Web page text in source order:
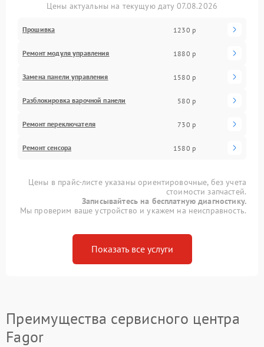
Цены актуальны на текущую дату 07.08.2026
Прошивка 1230 р
Ремонт модуля управления 1880 р
Замена панели управления 1580 р
Разблокировка варочной панели 580 р
Ремонт переключателя 730 р
Ремонт сенсора 1580 р
Цены в прайс-листе указаны ориентировочные, без учета
стоимости запчастей.
Записывайтесь на бесплатную диагностику.
Мы проверим ваше устройство и укажем на неисправность.
Показать все услуги
Преимущества сервисного центра
Fagor